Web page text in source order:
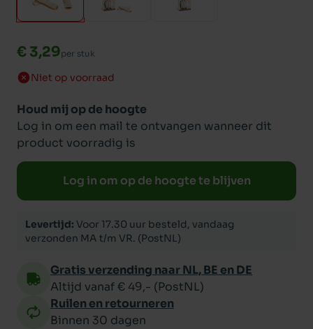
€ 3,29per stuk
Niet op voorraad
Houd mij op de hoogte
Log in om een mail te ontvangen wanneer dit
product voorradig is
Log in om op de hoogte te blijven
Levertijd: Voor 17.30 uur besteld, vandaag
verzonden MA t/m VR. (PostNL)
Gratis verzending naar NL, BE en DE
Altijd vanaf € 49,- (PostNL)
Ruilen en retourneren
Binnen 30 dagen